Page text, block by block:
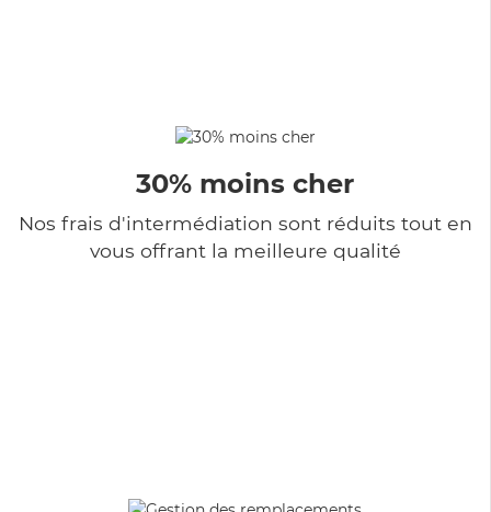
30% moins cher
Nos frais d'intermédiation sont réduits tout en
vous offrant la meilleure qualité